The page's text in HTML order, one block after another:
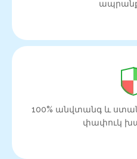
100% անվտանգ և
փափուկ